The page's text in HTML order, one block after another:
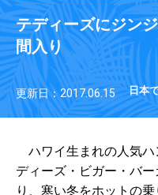
テディーズにジン
間入り
更新日：2017.06.15 日本
ハワイ生まれの人気ハ
ディーズ・ビガー・バ
り、寒い冬をホットの